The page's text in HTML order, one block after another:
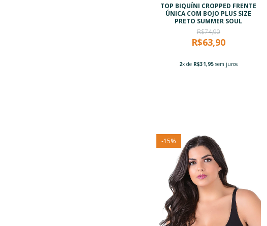
TOP BIQUÍNI CROPPED FRENTE
ÚNICA COM BOJO PLUS SIZE
PRETO SUMMER SOUL
R$74,90
R$63,90
2x de R$31,95 sem juros
-15%